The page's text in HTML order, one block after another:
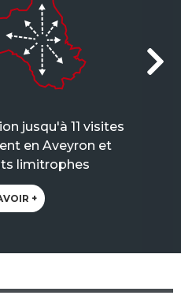
jusqu'à 11 visites
en Aveyron et
limitrophes
+